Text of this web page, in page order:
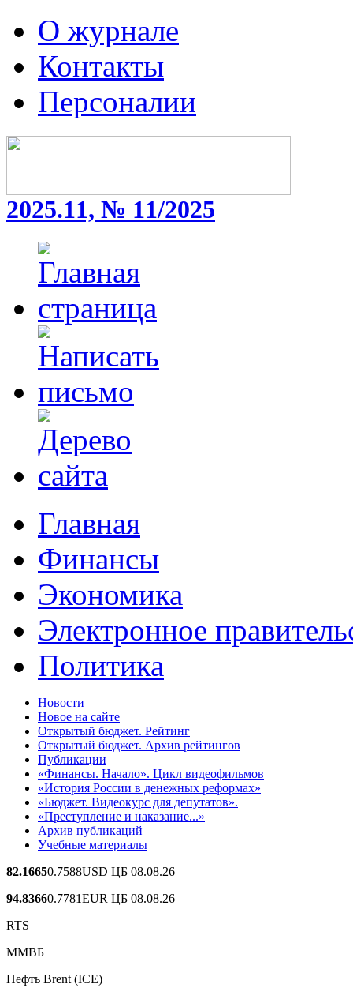
О журнале
Контакты
Персоналии
2025.11, № 11/2025
Главная
Финансы
Экономика
Электронное
Политика
Новости
Новое на сайте
Открытый бюджет. Рейтинг
Открытый бюджет. Архив рейтингов
Публикации
«Финансы. Начало». Цикл видеофильмов
«История России в денежных реформах»
«Бюджет. Видеокурс для депутатов».
«Преступление и наказание...»
Архив публикаций
Учебные материалы
82.16650.7588USD ЦБ 08.08.26
94.83660.7781EUR ЦБ 08.08.26
RTS
ММВБ
Нефть Brent (ICE)